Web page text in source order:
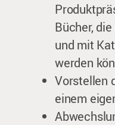
Bücher,
und mit
werden
Vorstellen
einem